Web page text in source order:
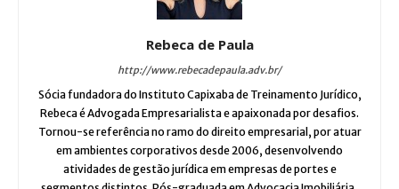
Rebeca de Paula
http://www.rebecadepaula.adv.br/
Sócia fundadora do Instituto Capixaba de Treinamento Jurídico,
Rebeca é Advogada Empresarialista e apaixonada por desafios.
Tornou-se referência no ramo do direito empresarial, por atuar
em ambientes corporativos desde 2006, desenvolvendo
atividades de gestão jurídica em empresas de portes e